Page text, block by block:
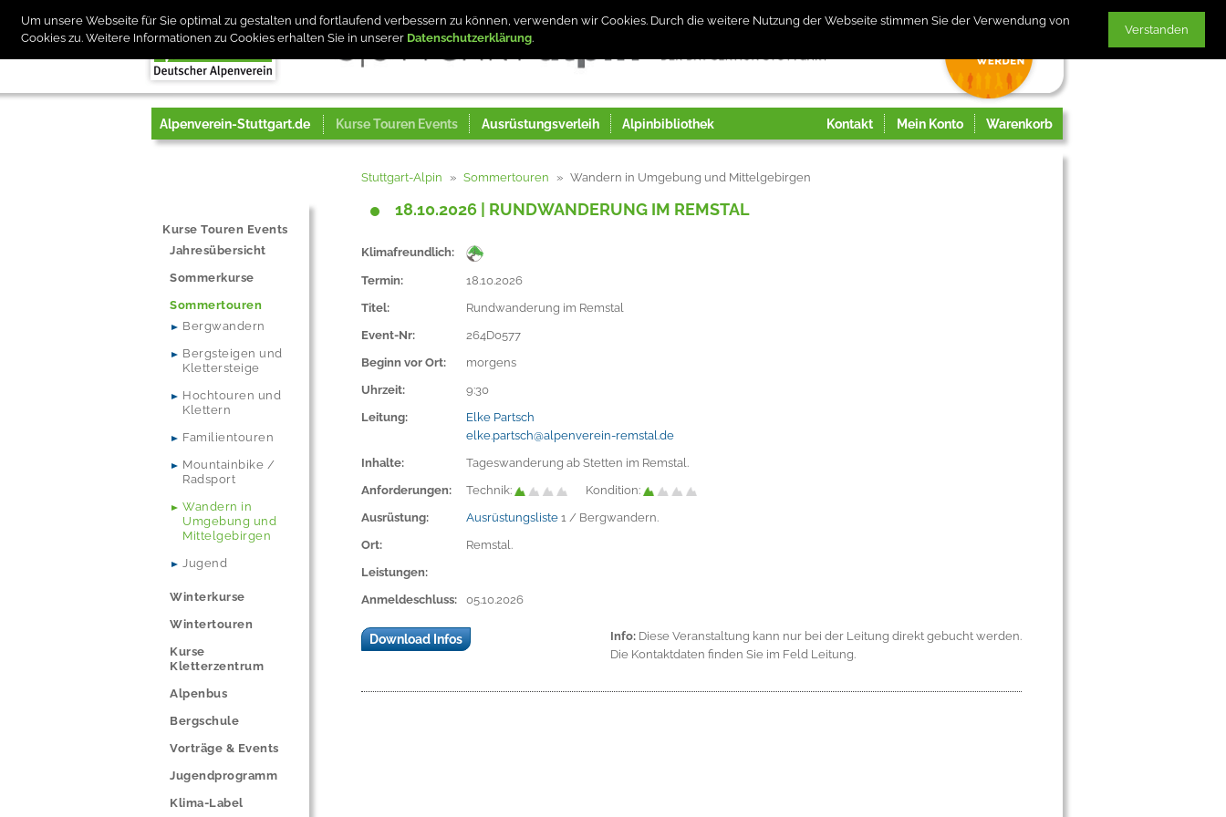
Um unsere Webseite für Sie optimal zu gestalten und fortlaufend verbessern zu können, verwenden wir Cookies. Durch die weitere Nutzung der Webseite stimmen Sie der Verwendung von
Cookies zu. Weitere Informationen zu Cookies erhalten Sie in unserer Datenschutzerklärung
Verstanden
Alpenverein-Stuttgart.de Kurse Touren Events Ausrüstungsverleih Alpinbibliothek Kontakt Mein Konto Warenkorb
Kurse Touren Events
Jahresübersicht
Sommerkurse
Sommertouren
Bergwandern
Bergsteigen und
Klettersteige
Hochtouren und
Klettern
Familientouren
Mountainbike /
Radsport
Wandern in
Umgebung und
Mittelgebirgen
Jugend
Winterkurse
Wintertouren
Kurse
Kletterzentrum
Alpenbus
Bergschule
Vorträge & Events
Jugendprogramm
Klima-Label
Stuttgart-Alpin Sommertouren Wandern in Umgebung und Mittelgebirgen
18.10.2026 | RUNDWANDERUNG IM REMSTAL
Klimafreundlich:
Termin:
18.10.2026
Titel:
Rundwanderung im Remstal
Event-Nr:
264D0577
Beginn vor Ort:
morgens
Uhrzeit:
9:30
Leitung:
Elke Partsch
elke.partsch@alpenverein-remstal.de
Inhalte:
Tageswanderung ab Stetten im Remstal.
Anforderungen:
Technik:
Kondition:
Ausrüstung:
Ausrüstungsliste 1 / Bergwandern.
Ort:
Remstal.
Leistungen:
Anmeldeschluss:
05.10.2026
Download Infos Info: Diese Veranstaltung kann nur bei der Leitung direkt gebucht werden.
Die Kontaktdaten finden Sie im Feld Leitung.